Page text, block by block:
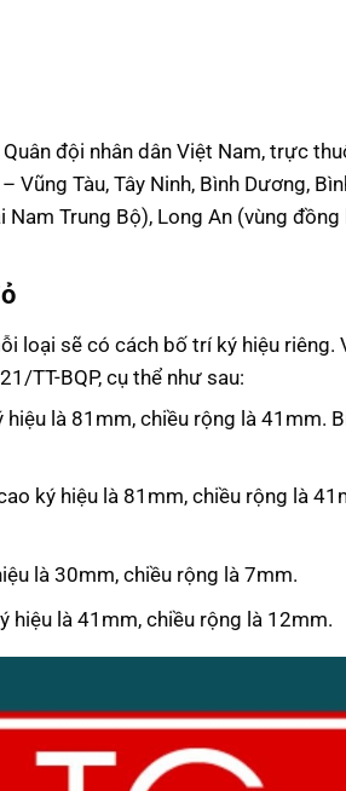
đội nhân dân Việt Nam, trực
Vũng Tàu, Tây Ninh, Bình Dương,
Nam Trung Bộ), Long An (vùng
loại sẽ có cách bố trí ký hiệu
TT-BQP, cụ thể như sau:
hiệu là 81mm, chiều rộng là 41mm.
ký hiệu là 81mm, chiều rộng là
là 30mm, chiều rộng là 7mm.
hiệu là 41mm, chiều rộng là 12mm.